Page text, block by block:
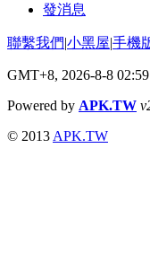
發消息
聯繫我們|小黑屋|手機
GMT+8, 2026-8-8 02:59
Powered by APK.TW
© 2013 APK.TW